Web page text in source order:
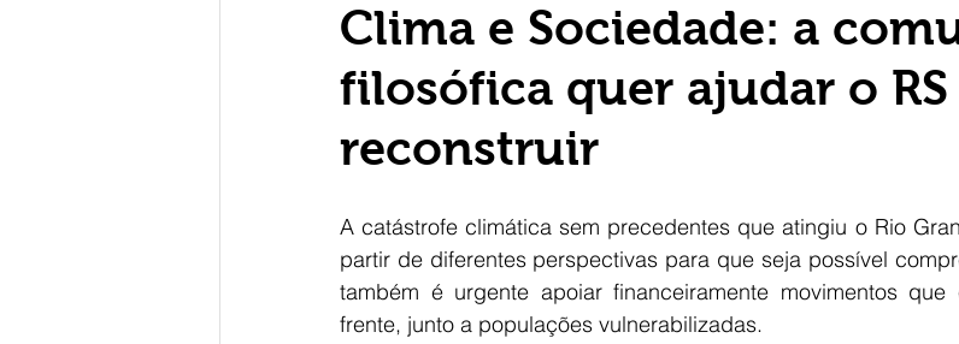
Clima e Sociedade: a
filosófica quer ajudar o RS
reconstruir
A catástrofe climática sem precedentes que atingiu o Rio
partir de diferentes perspectivas para que seja possível
também é urgente apoiar financeiramente movimentos
frente, junto a populações vulnerabilizadas.